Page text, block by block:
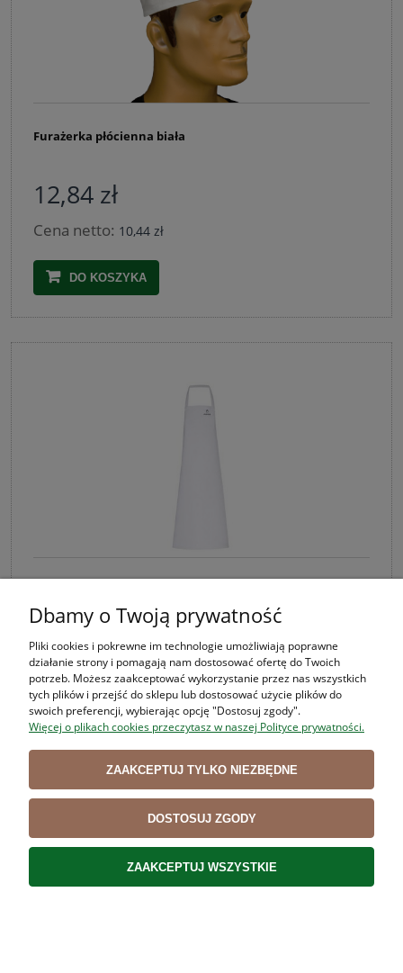
Furażerka płócienna biała
12,84 zł
Cena netto: 10,44 zł
DO KOSZYKA
28,54 zł
Cena netto:23,20 zł
DO KOSZYKA
Dbamy o Twoją prywatność
Pliki cookies i pokrewne im technologie umożliwiają poprawne
działanie strony i pomagają nam dostosować ofertę do Twoich
potrzeb. Możesz zaakceptować wykorzystanie przez nas wszystkich
tych plików i przejść do sklepu lub dostosować użycie plików do
swoich preferencji, wybierając opcję "Dostosuj zgody".
Więcej o plikach cookies przeczytasz w naszej Polityce prywatności.
ZAAKCEPTUJ TYLKO NIEZBĘDNE
DOSTOSUJ ZGODY
ZAAKCEPTUJ WSZYSTKIE